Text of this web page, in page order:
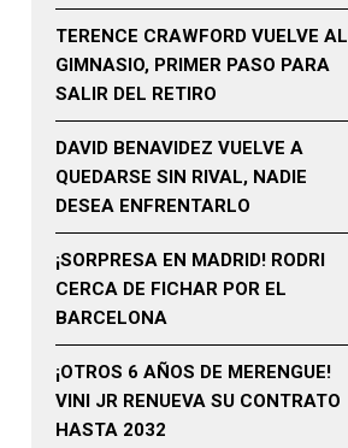
TERENCE CRAWFORD VUELVE AL
GIMNASIO, PRIMER PASO PARA
SALIR DEL RETIRO
DAVID BENAVIDEZ VUELVE A
QUEDARSE SIN RIVAL, NADIE
DESEA ENFRENTARLO
¡SORPRESA EN MADRID! RODRI
CERCA DE FICHAR POR EL
BARCELONA
¡OTROS 6 AÑOS DE MERENGUE!
VINI JR RENUEVA SU CONTRATO
HASTA 2032